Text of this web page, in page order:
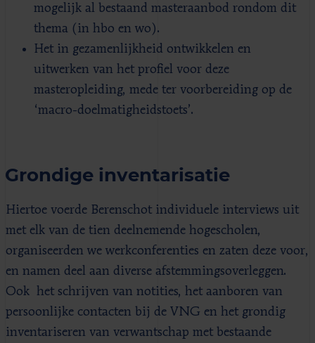
mogelijk al bestaand masteraanbod rondom dit
thema (in hbo en wo).
Het in gezamenlijkheid ontwikkelen en
uitwerken van het profiel voor deze
masteropleiding, mede ter voorbereiding op de
‘macro-doelmatigheidstoets’.
Grondige inventarisatie
Hiertoe voerde Berenschot individuele interviews uit
met elk van de tien deelnemende hogescholen,
organiseerden we werkconferenties en zaten deze voor,
en namen deel aan diverse afstemmingsoverleggen.
Ook het schrijven van notities, het aanboren van
persoonlijke contacten bij de VNG en het grondig
inventariseren van verwantschap met bestaande